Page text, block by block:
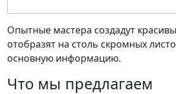
Опытные мастера создадут
отобразят на столь скромных
основную информацию.
Что мы предлагаем